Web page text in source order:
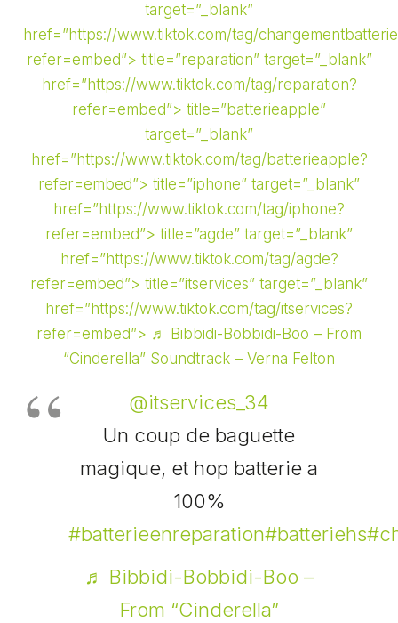
target=”_blank”
href=”https://www.tiktok.com/tag/
refer=embed”> title=”reparation” target=”_blank”
href=”https://www.tiktok.com/tag/reparation?
refer=embed”> title=”batterieapple”
target=”_blank”
href=”https://www.tiktok.com/tag/batterieapple?
refer=embed”> title=”iphone” target=”_blank”
href=”https://www.tiktok.com/tag/iphone?
refer=embed”> title=”agde” target=”_blank”
href=”https://www.tiktok.com/tag/agde?
refer=embed”> title=”itservices” target=”_blank”
href=”https://www.tiktok.com/tag/itservices?
refer=embed”> ♬ Bibbidi-Bobbidi-Boo – From
“Cinderella” Soundtrack – Verna Felton
@itservices_34
Un coup de baguette
magique, et hop batterie a
100%
#batterieenreparation#batteriehs
♬ Bibbidi-Bobbidi-Boo –
From “Cinderella”